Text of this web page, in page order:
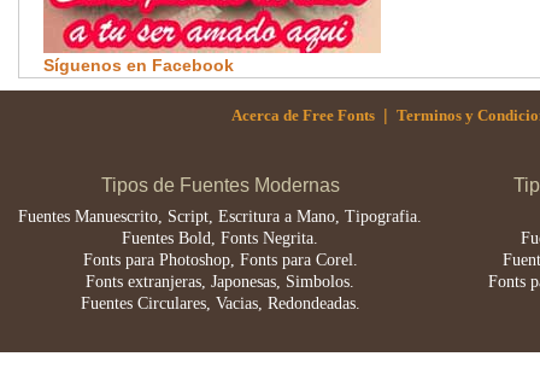
Síguenos en Facebook
Acerca de Free Fonts | Terminos y
Tipos de Fuentes Modernas
Fuentes Manuescrito, Script, Escritura a Mano, Tipografia.
Fuentes Bold, Fonts Negrita.
Fonts para Photoshop, Fonts para Corel.
Fonts extranjeras, Japonesas, Simbolos.
Fuentes Circulares, Vacias, Redondeadas.
Fonts